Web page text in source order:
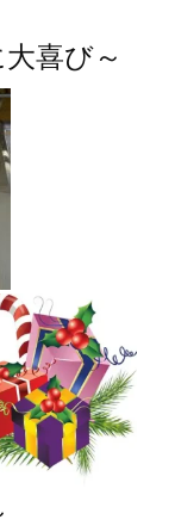
喜び～